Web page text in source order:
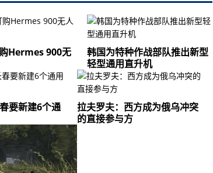
Hermes 900无
韩国为特种作战部队推出新型
轻型通用直升机
要新建6个通
拉夫罗夫：西方成为俄乌冲突
的直接参与方